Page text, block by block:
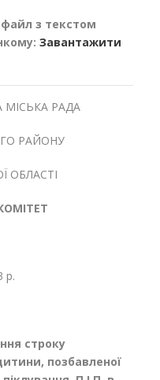
з текстом
Завантажити
МІСЬКА РАДА
РАЙОНУ
ОБЛАСТІ
р.
строку
позбавленої